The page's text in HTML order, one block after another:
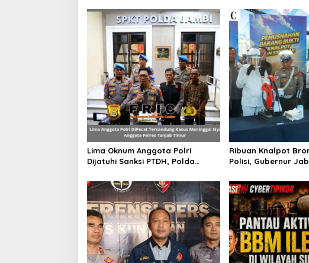
Lima Oknum Anggota Polri
Dijatuhi Sanksi PTDH, Polda
Penegakan Kode Etik Secara
Tegas dan Transparan
Ribuan Knalpot
Polisi, Gubernur
Knalpot Standar